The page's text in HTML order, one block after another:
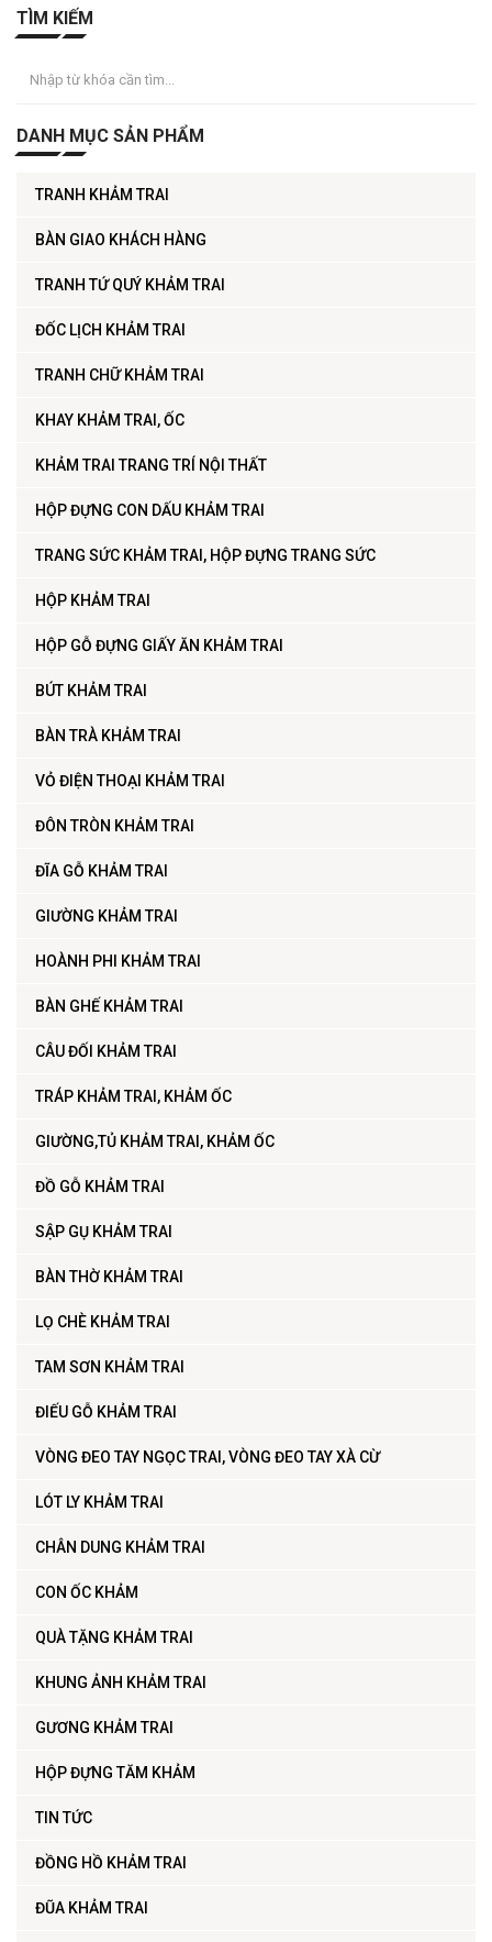
TÌM KIẾM
DANH MỤC SẢN PHẨM
TRANH KHẢM TRAI
BÀN GIAO KHÁCH HÀNG
TRANH TỨ QUÝ KHẢM TRAI
ĐỐC LỊCH KHẢM TRAI
TRANH CHỮ KHẢM TRAI
KHAY KHẢM TRAI, ỐC
KHẢM TRAI TRANG TRÍ NỘI THẤT
HỘP ĐỰNG CON DẤU KHẢM TRAI
TRANG SỨC KHẢM TRAI, HỘP ĐỰNG TRANG SỨC
HỘP KHẢM TRAI
HỘP GỖ ĐỰNG GIẤY ĂN KHẢM TRAI
BÚT KHẢM TRAI
BÀN TRÀ KHẢM TRAI
VỎ ĐIỆN THOẠI KHẢM TRAI
ĐÔN TRÒN KHẢM TRAI
ĐĨA GỖ KHẢM TRAI
GIƯỜNG KHẢM TRAI
HOÀNH PHI KHẢM TRAI
BÀN GHẾ KHẢM TRAI
CÂU ĐỐI KHẢM TRAI
TRÁP KHẢM TRAI, KHẢM ỐC
GIƯỜNG,TỦ KHẢM TRAI, KHẢM ỐC
ĐỒ GỖ KHẢM TRAI
SẬP GỤ KHẢM TRAI
BÀN THỜ KHẢM TRAI
LỌ CHÈ KHẢM TRAI
TAM SƠN KHẢM TRAI
ĐIẾU GỖ KHẢM TRAI
VÒNG ĐEO TAY NGỌC TRAI, VÒNG ĐEO TAY XÀ CỪ
LÓT LY KHẢM TRAI
CHÂN DUNG KHẢM TRAI
CON ỐC KHẢM
QUÀ TẶNG KHẢM TRAI
KHUNG ẢNH KHẢM TRAI
GƯƠNG KHẢM TRAI
HỘP ĐỰNG TĂM KHẢM
TIN TỨC
ĐỒNG HỒ KHẢM TRAI
ĐŨA KHẢM TRAI